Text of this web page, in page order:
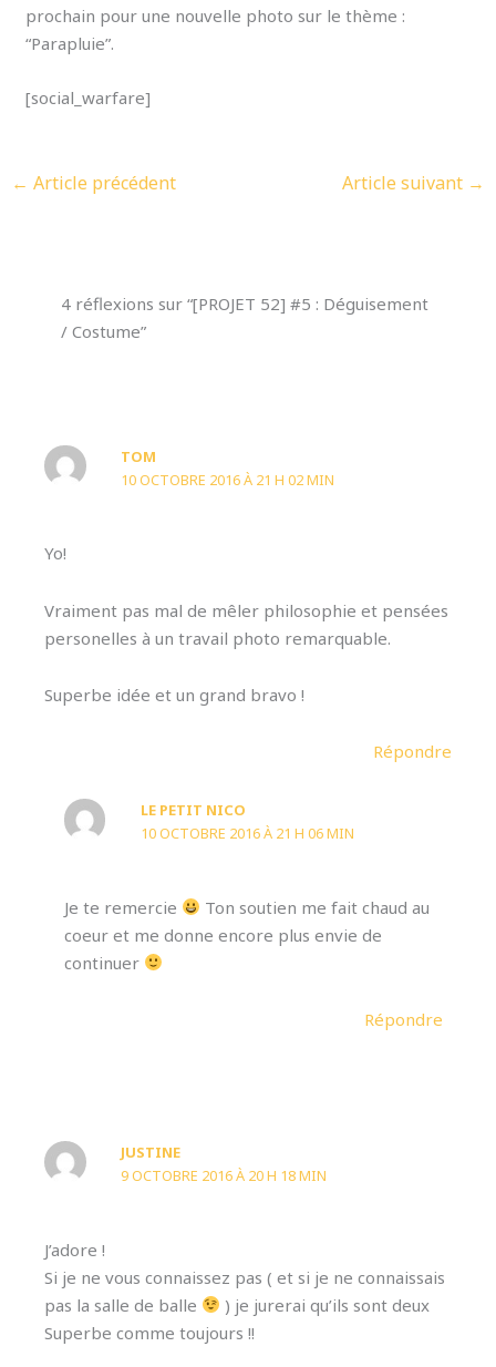
prochain pour une nouvelle photo sur le thème :
“Parapluie”.
[social_warfare]
← Article précédent Article suivant →
4 réflexions sur “[PROJET 52] #5 : Déguisement
/ Costume”
TOM
10 OCTOBRE 2016 À 21 H 02 MIN
Yo!
Vraiment pas mal de mêler philosophie et pensées
personelles à un travail photo remarquable.
Superbe idée et un grand bravo !
Répondre
LE PETIT NICO
10 OCTOBRE 2016 À 21 H 06 MIN
Je te remercie
Ton soutien me fait chaud au
coeur et me donne encore plus envie de
continuer
Répondre
JUSTINE
9 OCTOBRE 2016 À 20 H 18 MIN
J’adore !
Si je ne vous connaissez pas ( et si je ne connaissais
pas la salle de balle
) je jurerai qu’ils sont deux
Superbe comme toujours !!